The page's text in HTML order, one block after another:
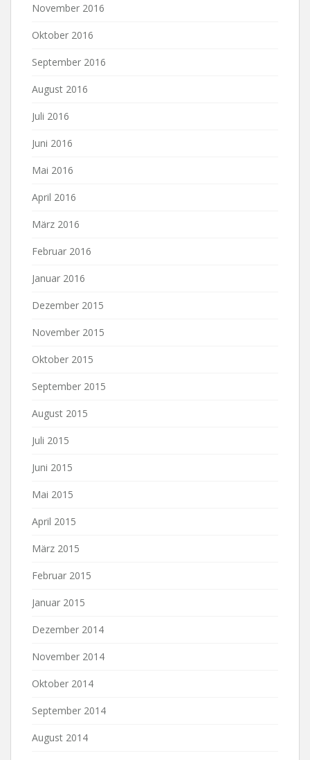
November 2016
Oktober 2016
September 2016
August 2016
Juli 2016
Juni 2016
Mai 2016
April 2016
März 2016
Februar 2016
Januar 2016
Dezember 2015
November 2015
Oktober 2015
September 2015
August 2015
Juli 2015
Juni 2015
Mai 2015
April 2015
März 2015
Februar 2015
Januar 2015
Dezember 2014
November 2014
Oktober 2014
September 2014
August 2014